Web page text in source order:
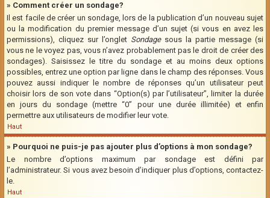
» Comment créer un sondage?
Il est facile de créer un sondage, lors de la publication d’un nouveau sujet
ou la modification du premier message d’un sujet (si vous en avez les
permissions), cliquez sur l’onglet Sondagesous la partie message (si
vous ne le voyez pas, vous n’avez probablement pas le droit de créer des
sondages). Saisissez le titre du sondage et au moins deux options
possibles, entrez une option par ligne dans le champ des réponses. Vous
pouvez aussi indiquer le nombre de réponses qu’un utilisateur peut
choisir lors de son vote dans “Option(s) par l’utilisateur”, limiter la durée
en jours du sondage (mettre “0” pour une durée illimitée) et enfin
permettre aux utilisateurs de modifier leur vote.
Haut
» Pourquoi ne puis-je pas ajouter plus d’options à mon sondage?
Le nombre d’options maximum par sondage est défini par
l’administrateur. Si vous avez besoin d’indiquer plus d’options, contactez-
le.
Haut